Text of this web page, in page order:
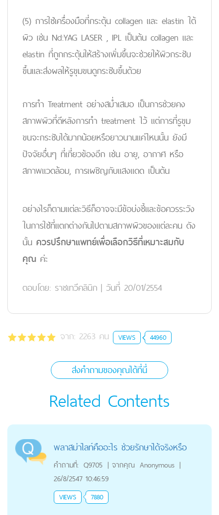
(5) การใช้เครื่องมือที่กระตุ้น collagen และ elastin ใต้
ผิว เช่น Nd:YAG LASER , IPL เป็นต้น collagen และ
elastin ที่ถูกกระตุ้นให้สร้างเพิ่มขึ้นจะช่วยให้ผิวกระชับ
ขึ้นและส่งผลให้รูขุมขนดูกระชับขึ้นด้วย
การทำ Treatment อย่างสม่ำเสมอ เป็นการช่วยคง
สภาพผิวที่ดีหลังการทำ treatment ไว้ แต่การที่รูขุม
ขนจะกระชับได้มากน้อยหรือยาวนานแค่ไหนนั้น ยังมี
ปัจจัยอื่นๆ ที่เกี่ยวข้องอีก เช่น อายุ, อากาศ หรือ
สภาพแวดล้อม, การเผชิญกับแสงแดด เป็นต้น
อย่างไรก็ตามแต่ละวิธีก็อาจจะมีข้อบ่งชี้และข้อควรระวัง
ในการใช้ที่แตกต่างกันไปตามสภาพผิวของแต่ละคน ดัง
นั้น ควรปรึกษาแพทย์เพื่อเลือกวิธีที่เหมาะสมกับ
คุณ ค่ะ
ตอบโดย: ราชเทวีคลินิก | วันที่ 20/01/2554
จาก: 2263 คน VIEWS 44960
ส่งคำถามของคุณได้ที่นี่
Related Contents
พลาสม่าไลท์คืออะไร ช่วยรักษาได้จริงหรือ
คำถามที่: Q9705 | จากคุณ Anonymous |
26/8/2547 10:46:59
VIEWS 7880